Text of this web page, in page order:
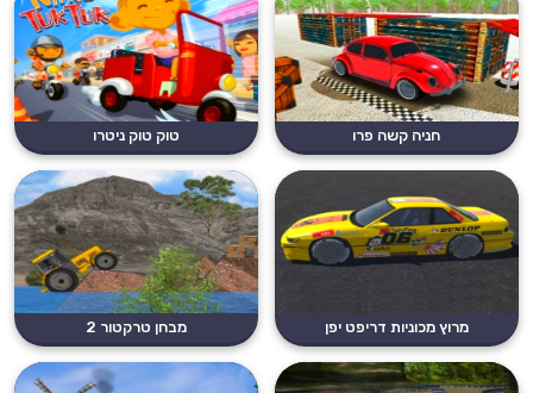
חניה קשה פרו טוק טוק ניטרו
מרוץ מכוניות דריפט יפן מבחן טרקטור 2